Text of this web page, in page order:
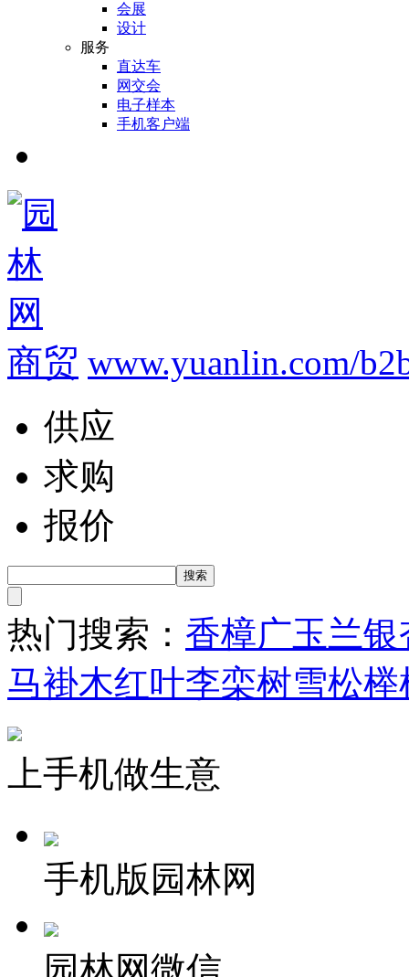
会展
设计
服务
直达车
网交会
电子样本
手机客户端
商贸 www.yuanlin.com/
供应
求购
报价
热门搜索： 香樟广玉兰银
马褂木红叶李栾树雪松榉
上手机做生意
手机版园林网